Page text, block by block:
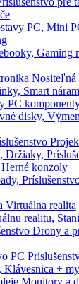
PC, Mini
Gaming
Nositeľná
Smart
PC
disky,
Držiaky,
Herné konzoly
Virtuálna realita
realitu,
Drony a
PC
Klávesnica +
Monitory a